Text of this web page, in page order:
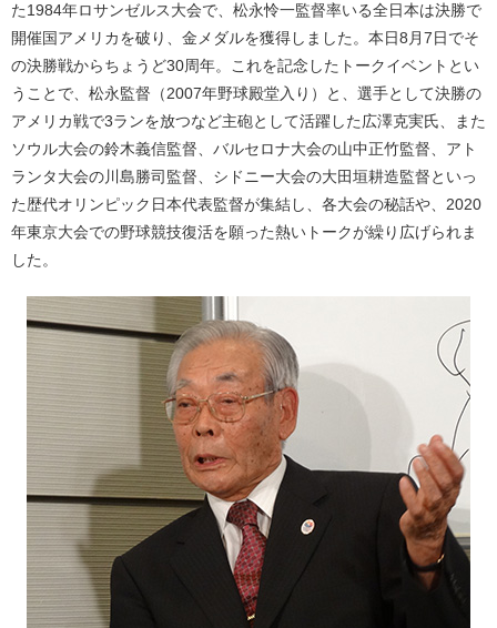
た1984年ロサンゼルス大会で、松永怜一監督率いる全日本は決勝で
開催国アメリカを破り、金メダルを獲得しました。本日8月7日でそ
の決勝戦からちょうど30周年。これを記念したトークイベントとい
うことで、松永監督（2007年野球殿堂入り）と、選手として決勝の
アメリカ戦で3ランを放つなど主砲として活躍した広澤克実氏、また
ソウル大会の鈴木義信監督、バルセロナ大会の山中正竹監督、アト
ランタ大会の川島勝司監督、シドニー大会の大田垣耕造監督といっ
た歴代オリンピック日本代表監督が集結し、各大会の秘話や、2020
年東京大会での野球競技復活を願った熱いトークが繰り広げられま
した。